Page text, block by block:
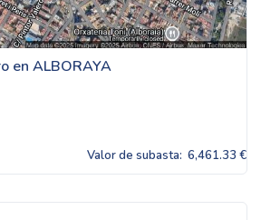
en ALBORAYA
Valor de subasta: 6,461.33 €